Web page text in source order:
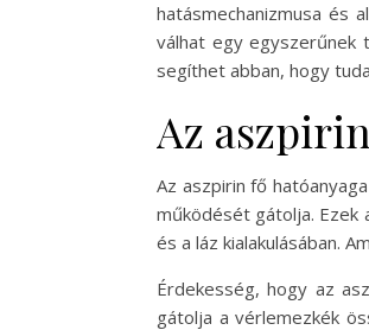
hatásmechanizmusa és
válhat egy egyszerűnek
segíthet abban, hogy
Az
Az aszpirin fő
működését gátolja. Ezek
és a láz kialakulásában.
Érdekesség, hogy az
gátolja a vérlemezkék